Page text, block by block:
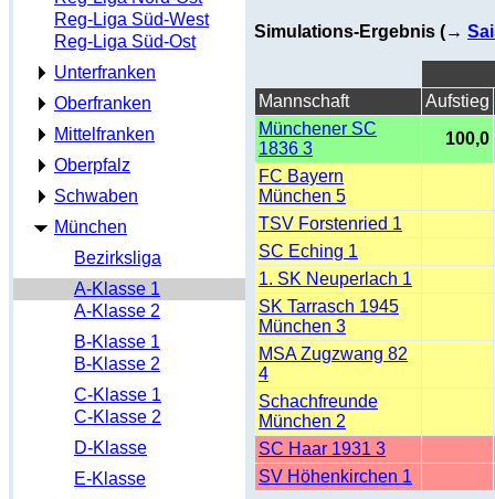
Reg-Liga Süd-West
Reg-Liga Süd-Ost
Unterfranken
Oberfranken
Mittelfranken
Oberpfalz
Schwaben
München
Bezirksliga
A-Klasse 1
A-Klasse 2
B-Klasse 1
B-Klasse 2
C-Klasse 1
C-Klasse 2
D-Klasse
E-Klasse
Simulations-Ergebnis (→
Mannschaft
Aufstieg
Münchener SC
1836 3
100,0
FC Bayern
München 5
TSV Forstenried 1
SC Eching 1
1. SK Neuperlach 1
SK Tarrasch 1945
München 3
MSA Zugzwang 82
4
Schachfreunde
München 2
SC Haar 1931 3
SV Höhenkirchen 1